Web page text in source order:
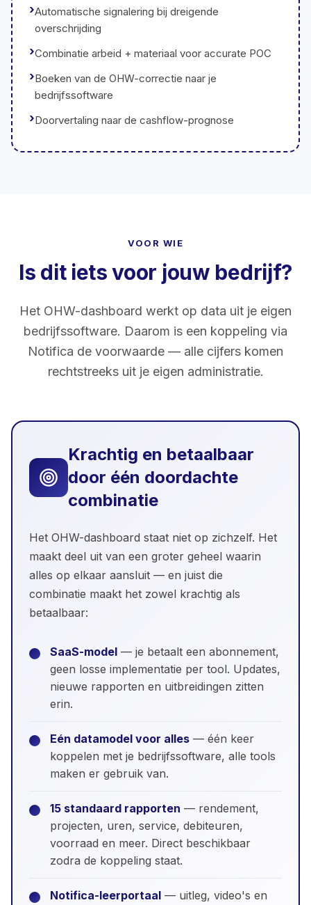
Automatische signalering bij dreigende
overschrijding
Combinatie arbeid + materiaal voor accurate POC
Boeken van de OHW-correctie naar je
bedrijfssoftware
Doorvertaling naar de cashflow-prognose
VOOR WIE
Is dit iets voor jouw bedrijf?
Het OHW-dashboard werkt op data uit je eigen
bedrijfssoftware. Daarom is een koppeling via
Notifica de voorwaarde — alle cijfers komen
rechtstreeks uit je eigen administratie.
Krachtig en betaalbaar
door één doordachte
combinatie
Het OHW-dashboard staat niet op zichzelf. Het
maakt deel uit van een groter geheel waarin
alles op elkaar aansluit — en juist die
combinatie maakt het zowel krachtig als
betaalbaar:
SaaS-model — je betaalt een abonnement,
geen losse implementatie per tool. Updates,
nieuwe rapporten en uitbreidingen zitten
erin.
Eén datamodel voor alles — één keer
koppelen met je bedrijfssoftware, alle tools
maken er gebruik van.
15 standaard rapporten — rendement,
projecten, uren, service, debiteuren,
voorraad en meer. Direct beschikbaar
zodra de koppeling staat.
Notifica-leerportaal — uitleg, video's en